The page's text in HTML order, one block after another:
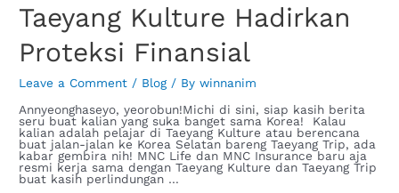
Taeyang Kulture Hadirkan
Proteksi Finansial
Leave a Comment / Blog/ Bywinnanim
Annyeonghaseyo, yeorobun!Michi di sini, siap kasih berita
seru buat kalian yang suka banget sama Korea! Kalau
kalian adalah pelajar di Taeyang Kulture atau berencana
buat jalan-jalan ke Korea Selatan bareng Taeyang Trip, ada
kabar gembira nih! MNC Life dan MNC Insurance baru aja
resmi kerja sama dengan Taeyang Kulture dan Taeyang Trip
buat kasih perlindungan …